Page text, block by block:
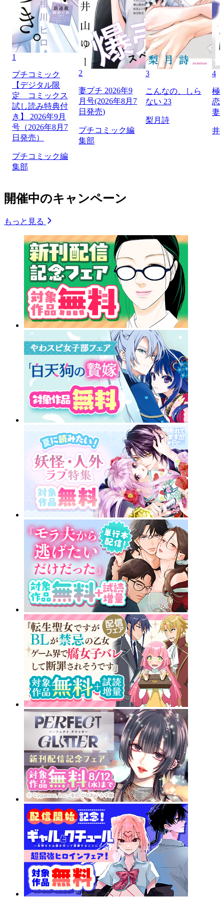
1
プチコミック
【デジタル限
定 コミックス
試し読み特典付
き】 2026年9月
号（2026年8月7
日発売）
プチコミック編
集部
2
妻プチ 2026年9
月号(2026年8月7
日発売)
プチコミック編
集部
3
こんなの、しら
ない 23
梨月詩
4
極
恋
妻
井
開催中のキャンペーン
もっと見る